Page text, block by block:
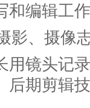
和编辑工
影、摄像
用镜头记
后期剪辑